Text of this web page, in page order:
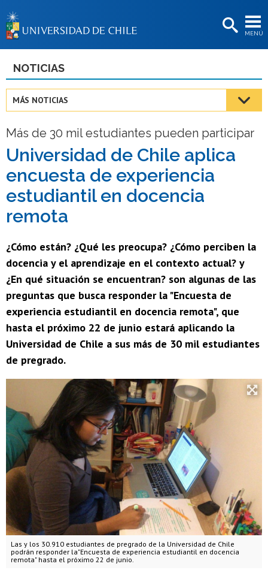
MENÚ
BIBLIOTECAS
Estudiantes
Académicas/os
Funcionarias/os
Egresadas/os
NOTICIAS
MÁS NOTICIAS
Más de 30 mil estudiantes pueden participar
Universidad de Chile aplica
encuesta de experiencia
estudiantil en docencia
remota
¿Cómo están? ¿Qué les preocupa? ¿Cómo perciben la
docencia y el aprendizaje en el contexto actual? y
¿En qué situación se encuentran? son algunas de las
preguntas que busca responder la "Encuesta de
experiencia estudiantil en docencia remota", que
hasta el próximo 22 de junio estará aplicando la
Universidad de Chile a sus más de 30 mil estudiantes
de pregrado.
Las y los 30.910 estudiantes de pregrado de la Universidad de Chile
podrán responder la"Encuesta de experiencia estudiantil en docencia
remota" hasta el próximo 22 de junio.